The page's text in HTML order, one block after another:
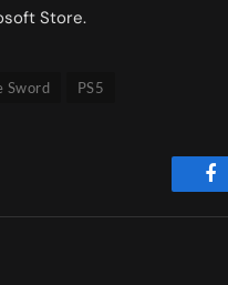
Store.
Sword PS5